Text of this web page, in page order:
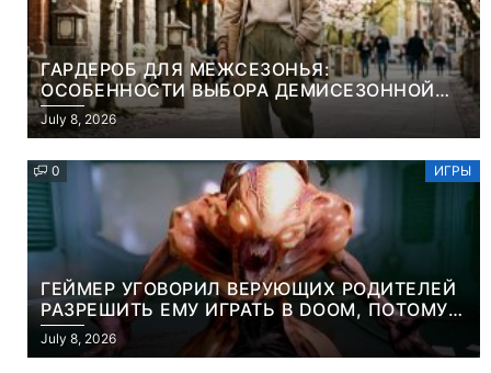
ГАРДЕРОБ ДЛЯ МЕЖСЕЗОНЬЯ:
ОСОБЕННОСТИ ВЫБОРА ДЕМИСЕЗОННОЙ
ПАРКИ И ЭЛЕГАНТНОГО ЖЕНСКОГО ПЛАЩА
July 8, 2026
0 ИГРЫ
ГЕЙМЕР УГОВОРИЛ ВЕРУЮЩИХ РОДИТЕЛЕЙ
РАЗРЕШИТЬ ЕМУ ИГРАТЬ В DOOM, ПОТОМУ
ЧТО ЭТО ХРИСТИАНСКАЯ ИГРА ПРО
УБИЙСТВО ДЕМОНОВ
July 8, 2026